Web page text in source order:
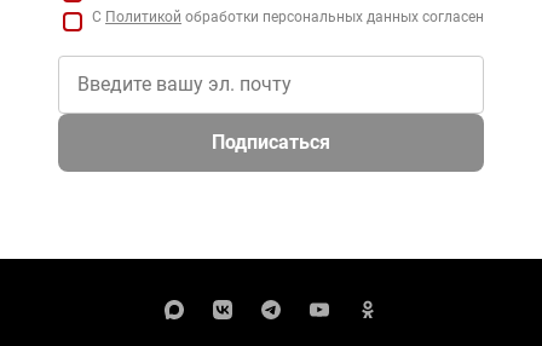
С Политикой обработки персональных данных согласен
Подписаться